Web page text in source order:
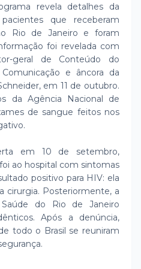
revela detalhes da
que receberam
Rio de Janeiro e foram
foi revelada com
geral de Conteúdo do
e âncora da
em 11 de outubro.
da Agência Nacional de
de sangue feitos nos
em 10 de setembro,
ao hospital com sintomas
positivo para HIV: ela
cirurgia. Posteriormente, a
do Rio de Janeiro
Após a denúncia,
todo o Brasil se reuniram